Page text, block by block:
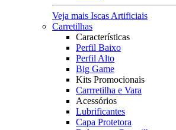
Veja mais Iscas Artificiais
Carretilhas
Características
Perfil Baixo
Perfil Alto
Big Game
Kits Promocionais
Carrretilha e Vara
Acessórios
Lubrificantes
Capa Protetora